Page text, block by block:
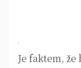
Je faktem,